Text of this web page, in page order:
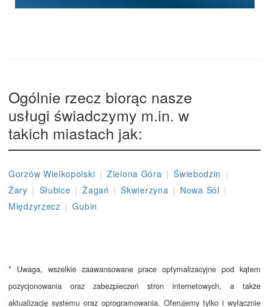
Ogólnie rzecz biorąc nasze
usługi świadczymy m.in. w
takich miastach jak:
Gorzów Wielkopolski | Zielona Góra | Świebodzin |
Żary | Słubice | Żagań | Skwierzyna | Nowa Sól |
Międzyrzecz | Gubin
* Uwaga, wszelkie zaawansowane prace optymalizacyjne pod kątem
pozycjonowania oraz zabezpieczeń stron internetowych, a także
aktualizację systemu oraz oprogramowania. Oferujemy tylko i wyłącznie